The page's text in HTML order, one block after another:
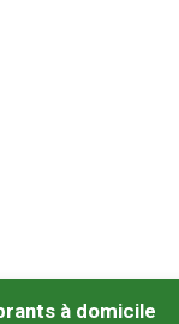
à domicile